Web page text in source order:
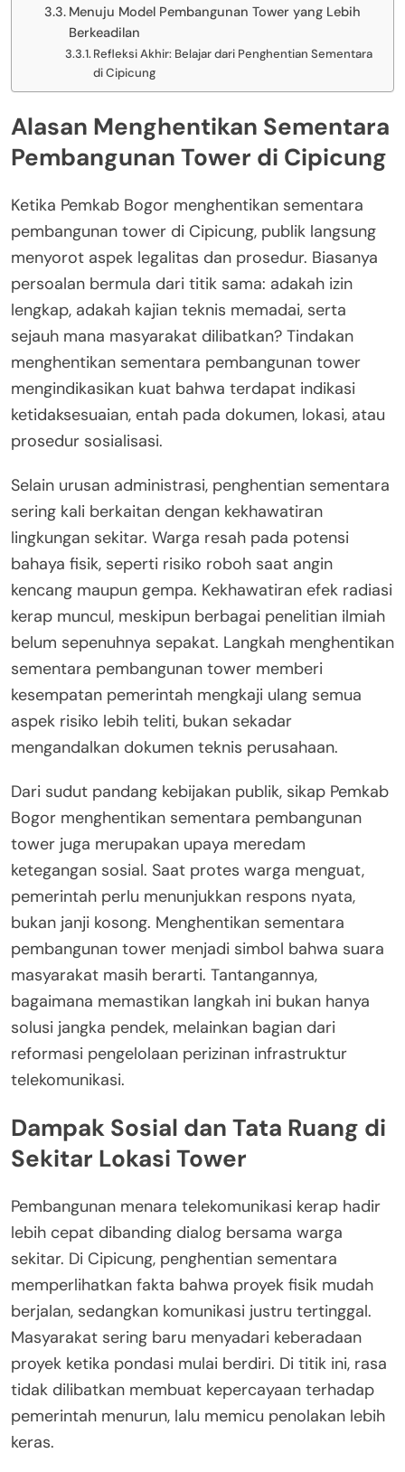
Menuju Model Pembangunan Tower yang Lebih
Berkeadilan
Refleksi Akhir: Belajar dari Penghentian Sementara
di Cipicung
Alasan Menghentikan Sementara
Pembangunan Tower di Cipicung
Ketika Pemkab Bogor menghentikan sementara
pembangunan tower di Cipicung, publik langsung
menyorot aspek legalitas dan prosedur. Biasanya
persoalan bermula dari titik sama: adakah izin
lengkap, adakah kajian teknis memadai, serta
sejauh mana masyarakat dilibatkan? Tindakan
menghentikan sementara pembangunan tower
mengindikasikan kuat bahwa terdapat indikasi
ketidaksesuaian, entah pada dokumen, lokasi, atau
prosedur sosialisasi.
Selain urusan administrasi, penghentian sementara
sering kali berkaitan dengan kekhawatiran
lingkungan sekitar. Warga resah pada potensi
bahaya fisik, seperti risiko roboh saat angin
kencang maupun gempa. Kekhawatiran efek radiasi
kerap muncul, meskipun berbagai penelitian ilmiah
belum sepenuhnya sepakat. Langkah menghentikan
sementara pembangunan tower memberi
kesempatan pemerintah mengkaji ulang semua
aspek risiko lebih teliti, bukan sekadar
mengandalkan dokumen teknis perusahaan.
Dari sudut pandang kebijakan publik, sikap Pemkab
Bogor menghentikan sementara pembangunan
tower juga merupakan upaya meredam
ketegangan sosial. Saat protes warga menguat,
pemerintah perlu menunjukkan respons nyata,
bukan janji kosong. Menghentikan sementara
pembangunan tower menjadi simbol bahwa suara
masyarakat masih berarti. Tantangannya,
bagaimana memastikan langkah ini bukan hanya
solusi jangka pendek, melainkan bagian dari
reformasi pengelolaan perizinan infrastruktur
telekomunikasi.
Dampak Sosial dan Tata Ruang di
Sekitar Lokasi Tower
Pembangunan menara telekomunikasi kerap hadir
lebih cepat dibanding dialog bersama warga
sekitar. Di Cipicung, penghentian sementara
memperlihatkan fakta bahwa proyek fisik mudah
berjalan, sedangkan komunikasi justru tertinggal.
Masyarakat sering baru menyadari keberadaan
proyek ketika pondasi mulai berdiri. Di titik ini, rasa
tidak dilibatkan membuat kepercayaan terhadap
pemerintah menurun, lalu memicu penolakan lebih
keras.